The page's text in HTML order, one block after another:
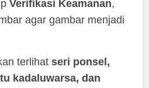
Verifikasi Keamanan,
agar gambar menjadi
terlihatseri ponsel,
kadaluwarsa, dan